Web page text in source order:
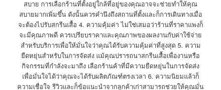
สบาย การเลือกร้านที่ตั้งอยู่ใกล้ที่อยู่ของคุณอาจจะช่วยทำให้คุณ
สบายมากเพิ่มขึ้น ดังนั้นควรคำนึงถึงสถานที่ตั้งและก็การเดินทางเมื่อ
จะต้องไปรับสกรีนเสื้อ 4. ความคุ้มค่า ไม่ใช่เสมอว่าร้านที่ราคาแพงก็
จะมีคุณภาพดี ควรเปรียบราคาและคุณภาพของผลงานกับค่าใช้จ่าย
สำหรับบริการเพื่อให้มั่นใจว่าคุณได้รับความคุ้มค่าที่สูงสุด 5. ความ
ยืดหยุ่นสำหรับในการจัดส่ง แม้คุณปรารถนาสกรีนเสื้อเพื่องานหรือ
กิจกรรมที่กำลังจะมาถึง เลือกร้านค้าที่มีความยืดหยุ่นในการจัดส่ง
เพื่อมั่นใจได้ว่าคุณจะได้รับผลิตภัณฑ์ตรงเวลา 6. ความนิยมแล้วก็
ความเชื่อใจ รีวิวและก็ข้อแนะนำจากลูกค้าเก่าสามารถช่วยให้คุณมั่น